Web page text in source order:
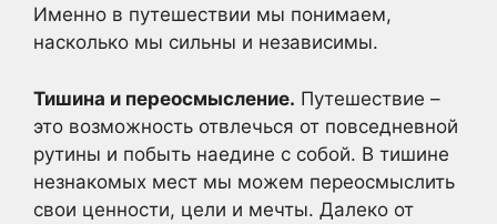
Именно в путешествии мы понимаем,
насколько мы сильны и независимы.
Тишина и переосмысление. Путешествие –
это возможность отвлечься от повседневной
рутины и побыть наедине с собой. В тишине
незнакомых мест мы можем переосмыслить
свои ценности, цели и мечты. Далеко от